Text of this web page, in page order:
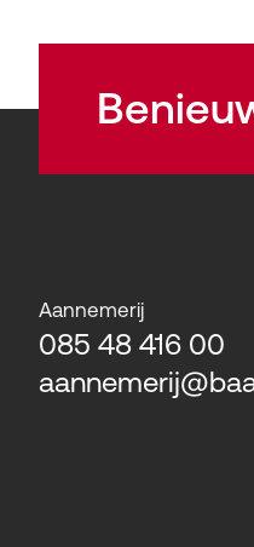
Aannemerij
085 48 416 00